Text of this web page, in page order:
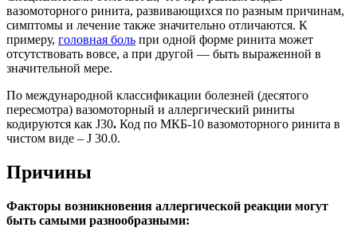
вазомоторного ринита, развивающихся по разным причинам,
симптомы и лечение также значительно отличаются. К
примеру, головная боль при одной форме ринита может
отсутствовать вовсе, а при другой — быть выраженной в
значительной мере.
По международной классификации болезней (десятого
пересмотра) вазомоторный и аллергический риниты
кодируются как J30. Код по МКБ-10 вазомоторного ринита в
чистом виде – J 30.0.
Причины
Факторы возникновения аллергической реакции могут
быть самыми разнообразными: